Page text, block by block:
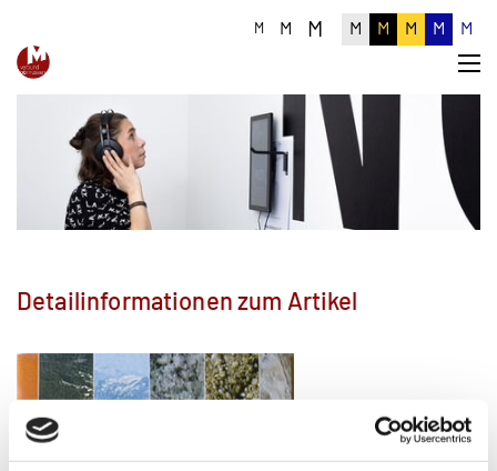
M M M M M M M M
Detailinformationen zum Artikel